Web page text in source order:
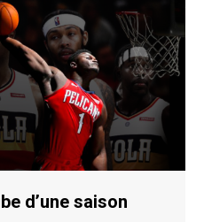
d’une saison